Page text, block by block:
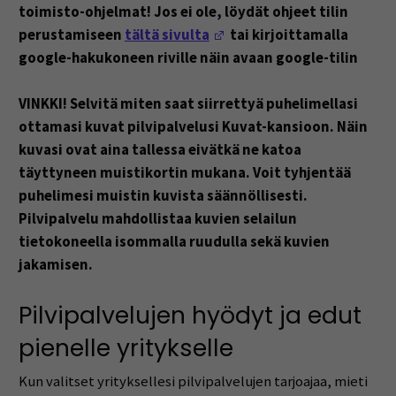
toimisto-ohjelmat! Jos ei ole, löydät ohjeet tilin
perustamiseen tältä sivulta (Opens in a new window)
tai kirjoittamalla
google-hakukoneen riville näin avaan google-tilin
VINKKI! Selvitä miten saat siirrettyä puhelimellasi
ottamasi kuvat pilvipalvelusi Kuvat-kansioon. Näin
kuvasi ovat aina tallessa eivätkä ne katoa
täyttyneen muistikortin mukana. Voit tyhjentää
puhelimesi muistin kuvista säännöllisesti.
Pilvipalvelu mahdollistaa kuvien selailun
tietokoneella isommalla ruudulla sekä kuvien
jakamisen.
Pilvipalvelujen hyödyt ja edut
pienelle yritykselle
Kun valitset yrityksellesi pilvipalvelujen tarjoajaa, mieti